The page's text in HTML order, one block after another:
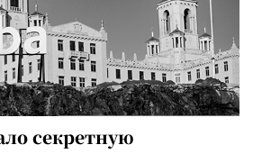
секретную